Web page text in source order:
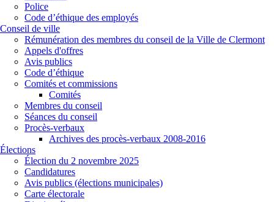
Police
Code d’éthique des employés
Conseil de ville
Rémunération des membres du conseil de la Ville de Clermont
Appels d'offres
Avis publics
Code d’éthique
Comités et commissions
Comités
Membres du conseil
Séances du conseil
Procès-verbaux
Archives des procès-verbaux 2008-2016
Élections
Élection du 2 novembre 2025
Candidatures
Avis publics (élections municipales)
Carte électorale